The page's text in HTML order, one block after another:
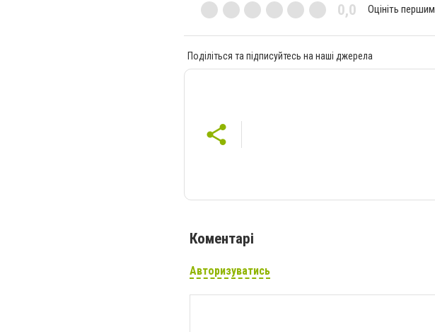
0,0 Оцініть першим
Поділіться та підписуйтесь на наші джерела
Коментарі
Авторизуватись